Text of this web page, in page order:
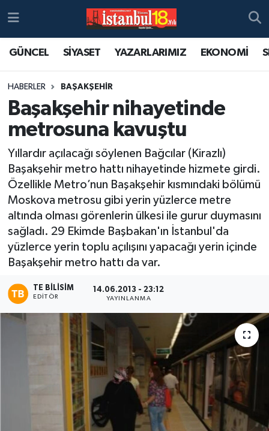
GÜNCEL SİYASET YAZARLARIMIZ EKONOMİ
HABERLER BAŞAKŞEHİR
Başakşehir nihayetinde
metrosuna kavuştu
Yıllardır açılacağı söylenen Bağcılar (Kirazlı)
Başakşehir metro hattı nihayetinde hizmete girdi.
Özellikle Metro’nun Başakşehir kısmındaki bölümü
Moskova metrosu gibi yerin yüzlerce metre
altında olması görenlerin ülkesi ile gurur duymasını
sağladı. 29 Ekimde Başbakan'ın İstanbul'da
yüzlerce yerin toplu açılışını yapacağı yerin içinde
Başakşehir metro hattı da var.
TE BILISIM
EDITÖR
14.06.2013 - 23:12
YAYINLANMA